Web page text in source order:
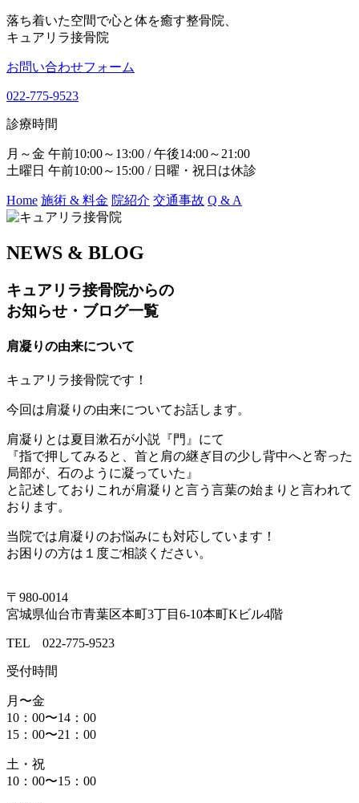
落ち着いた空間で心と体を癒す整骨院、
キュアリラ接骨院
お問い合わせフォーム
022-775-9523
診療時間
月～金 午前10:00～13:00 / 午後14:00～21:00
土曜日 午前10:00～15:00 / 日曜・祝日は休診
Home 施術 & 料金 院紹介 交通事故 Q & A
NEWS & BLOG
キュアリラ接骨院からの
お知らせ・ブログ一覧
肩凝りの由来について
キュアリラ接骨院です！
今回は肩凝りの由来についてお話します。
肩凝りとは夏目漱石が小説『門』にて
『指で押してみると、首と肩の継ぎ目の少し背中へと寄った
局部が、石のように凝っていた』
と記述しておりこれが肩凝りと言う言葉の始まりと言われて
おります。
当院では肩凝りのお悩みにも対応しています！
お困りの方は１度ご相談ください。
〒980-0014
宮城県仙台市青葉区本町3丁目6-10本町Kビル4階
TEL 022-775-9523
受付時間
月〜金
10：00〜14：00
15：00〜21：00
土・祝
10：00〜15：00